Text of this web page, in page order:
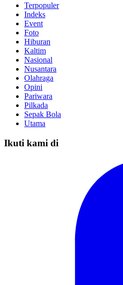
Terpopuler
Indeks
Event
Foto
Hiburan
Kaltim
Nasional
Nusantara
Olahraga
Opini
Pariwara
Pilkada
Sepak Bola
Utama
Ikuti kami di